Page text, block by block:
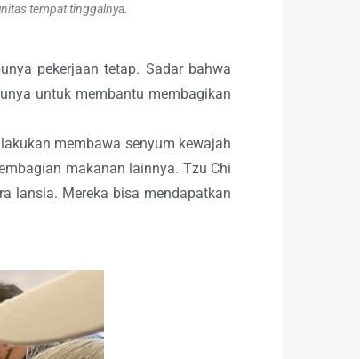
tempat tinggalnya.
pekerjaan tetap. Sadar bahwa
untuk membantu membagikan
membawa senyum kewajah
makanan lainnya. Tzu Chi
lansia. Mereka bisa mendapatkan